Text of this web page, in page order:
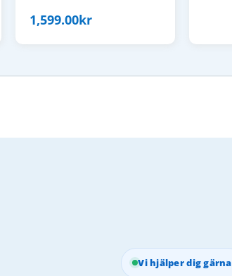
1,599.00kr
Vi hjälper dig gärna